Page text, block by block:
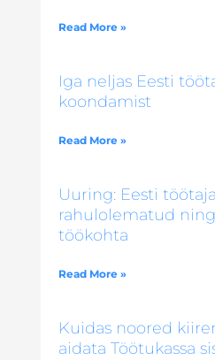
Read More »
Iga neljas Eesti
koondamist
Read More »
Uuring: Eesti
rahulolematud
töökohta
Read More »
Kuidas noored
aidata Töötukassa